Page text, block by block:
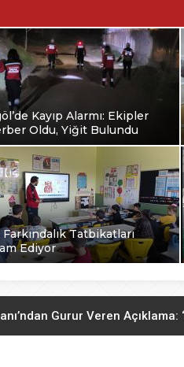
Kayıp Alarmı: Ekipler
Oldu, Yiğit Bulundu
Tatbikatları
Ediyor
Gurur Veren Açıklama: